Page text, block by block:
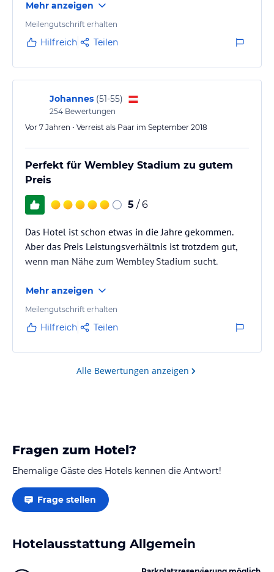
Mehr anzeigen
Meilengutschrift erhalten
Hilfreich Teilen
Johannes (51-55)
254 Bewertungen
Vor 7 Jahren • Verreist als Paar im September 2018
Perfekt für Wembley Stadium zu gutem
Preis
5 / 6
Das Hotel ist schon etwas in die Jahre gekommen.
Aber das Preis Leistungsverhältnis ist trotzdem gut,
wenn man Nähe zum Wembley Stadium sucht.
Mehr anzeigen
Meilengutschrift erhalten
Hilfreich Teilen
Alle Bewertungen anzeigen
Fragen zum Hotel?
Ehemalige Gäste des Hotels kennen die Antwort!
Frage stellen
Hotelausstattung Allgemein